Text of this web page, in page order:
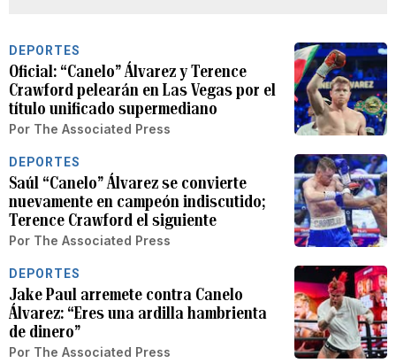
DEPORTES
Oficial: “Canelo” Álvarez y Terence
Crawford pelearán en Las Vegas por el
título unificado supermediano
Por The Associated Press
DEPORTES
Saúl “Canelo” Álvarez se convierte
nuevamente en campeón indiscutido;
Terence Crawford el siguiente
Por The Associated Press
DEPORTES
Jake Paul arremete contra Canelo
Álvarez: “Eres una ardilla hambrienta
de dinero”
Por The Associated Press